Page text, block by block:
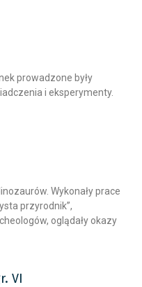
prowadzone były
i eksperymenty.
Wykonały prace
przyrodnik”,
oglądały okazy
VI